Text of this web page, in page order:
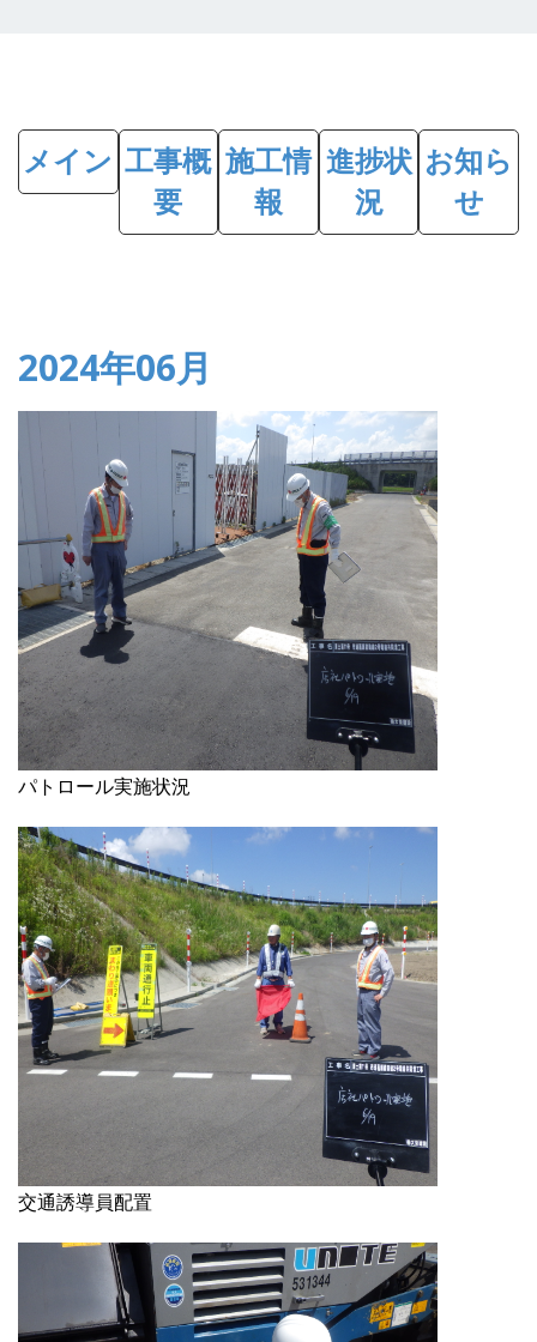
メイン 工事概
要
施工情
報
進捗状
況
お知ら
せ
2024年06月
パトロール実施状況
交通誘導員配置